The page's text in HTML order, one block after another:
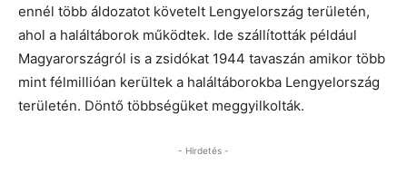
ennél több áldozatot követelt Lengyelország területén,
ahol a haláltáborok működtek. Ide szállították például
Magyarországról is a zsidókat 1944 tavaszán amikor több
mint félmillióan kerültek a haláltáborokba Lengyelország
területén. Döntő többségüket meggyilkolták.
- Hirdetés -